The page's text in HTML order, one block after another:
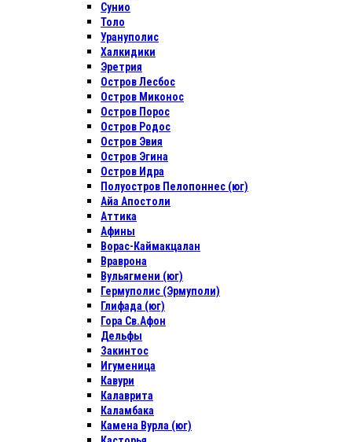
Сунио
Толо
Урануполис
Халкидики
Эретрия
Остров Лесбос
Остров Миконос
Остров Порос
Остров Родос
Остров Эвия
Остров Эгина
Остров Идра
Полуостров Пелопоннес (юг)
Айа Апостоли
Аттика
Афины
Ворас-Каймакцалан
Враврона
Вульягмени (юг)
Гермуполис (Эрмуполи)
Глифада (юг)
Гора Св.Афон
Дельфы
Закинтос
Игуменица
Кавури
Калаврита
Каламбака
Камена Вурла (юг)